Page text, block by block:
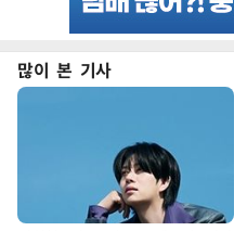
많이 본 기사